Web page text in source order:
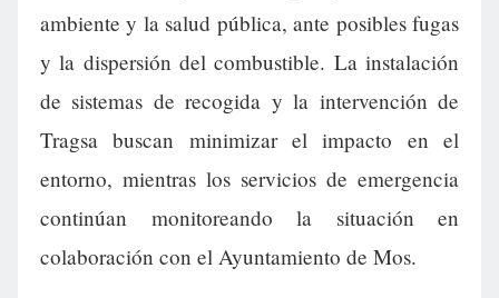
ambiente y la salud pública, ante posibles fugas
y la dispersión del combustible. La instalación
de sistemas de recogida y la intervención de
Tragsa buscan minimizar el impacto en el
entorno, mientras los servicios de emergencia
continúan monitoreando la situación en
colaboración con el Ayuntamiento de Mos.